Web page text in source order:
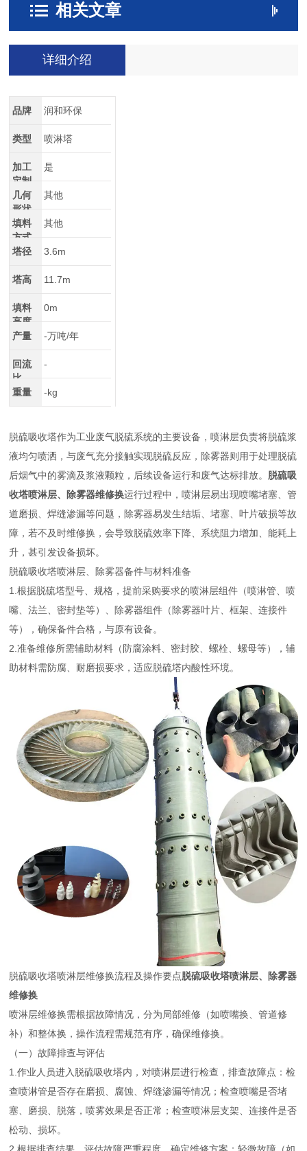
相关文章
详细介绍
品牌 润和环保
类型 喷淋塔
加工
定制
是
几何
形状
其他
填料
方式
其他
塔径 3.6m
塔高 11.7m
填料
高度
0m
产量 -万吨/年
回流
比
-
重量 -kg
脱硫吸收塔作为工业废气脱硫系统的主要设备，喷淋层负责将脱硫浆
液均匀喷洒，与废气充分接触实现脱硫反应，除雾器则用于处理脱硫
后烟气中的雾滴及浆液颗粒，后续设备运行和废气达标排放。 脱硫吸
收塔喷淋层、除雾器维修换运行过程中，喷淋层易出现喷嘴堵塞、管
道磨损、焊缝渗漏等问题，除雾器易发生结垢、堵塞、叶片破损等故
障，若不及时维修换，会导致脱硫效率下降、系统阻力增加、能耗上
升，甚引发设备损坏。
脱硫吸收塔喷淋层、除雾器备件与材料准备
1.根据脱硫塔型号、规格，提前采购要求的喷淋层组件（喷淋管、喷
嘴、法兰、密封垫等）、除雾器组件（除雾器叶片、框架、连接件
等），确保备件合格，与原有设备。
2.准备维修所需辅助材料（防腐涂料、密封胶、螺栓、螺母等），辅
助材料需防腐、耐磨损要求，适应脱硫塔内酸性环境。
脱硫吸收塔喷淋层维修换流程及操作要点脱硫吸收塔喷淋层、除雾器
维修换
喷淋层维修换需根据故障情况，分为局部维修（如喷嘴换、管道修
补）和整体换，操作流程需规范有序，确保维修换。
（一）故障排查与评估
1.作业人员进入脱硫吸收塔内，对喷淋层进行检查，排查故障点：检
查喷淋管是否存在磨损、腐蚀、焊缝渗漏等情况；检查喷嘴是否堵
塞、磨损、脱落，喷雾效果是否正常；检查喷淋层支架、连接件是否
松动、损坏。